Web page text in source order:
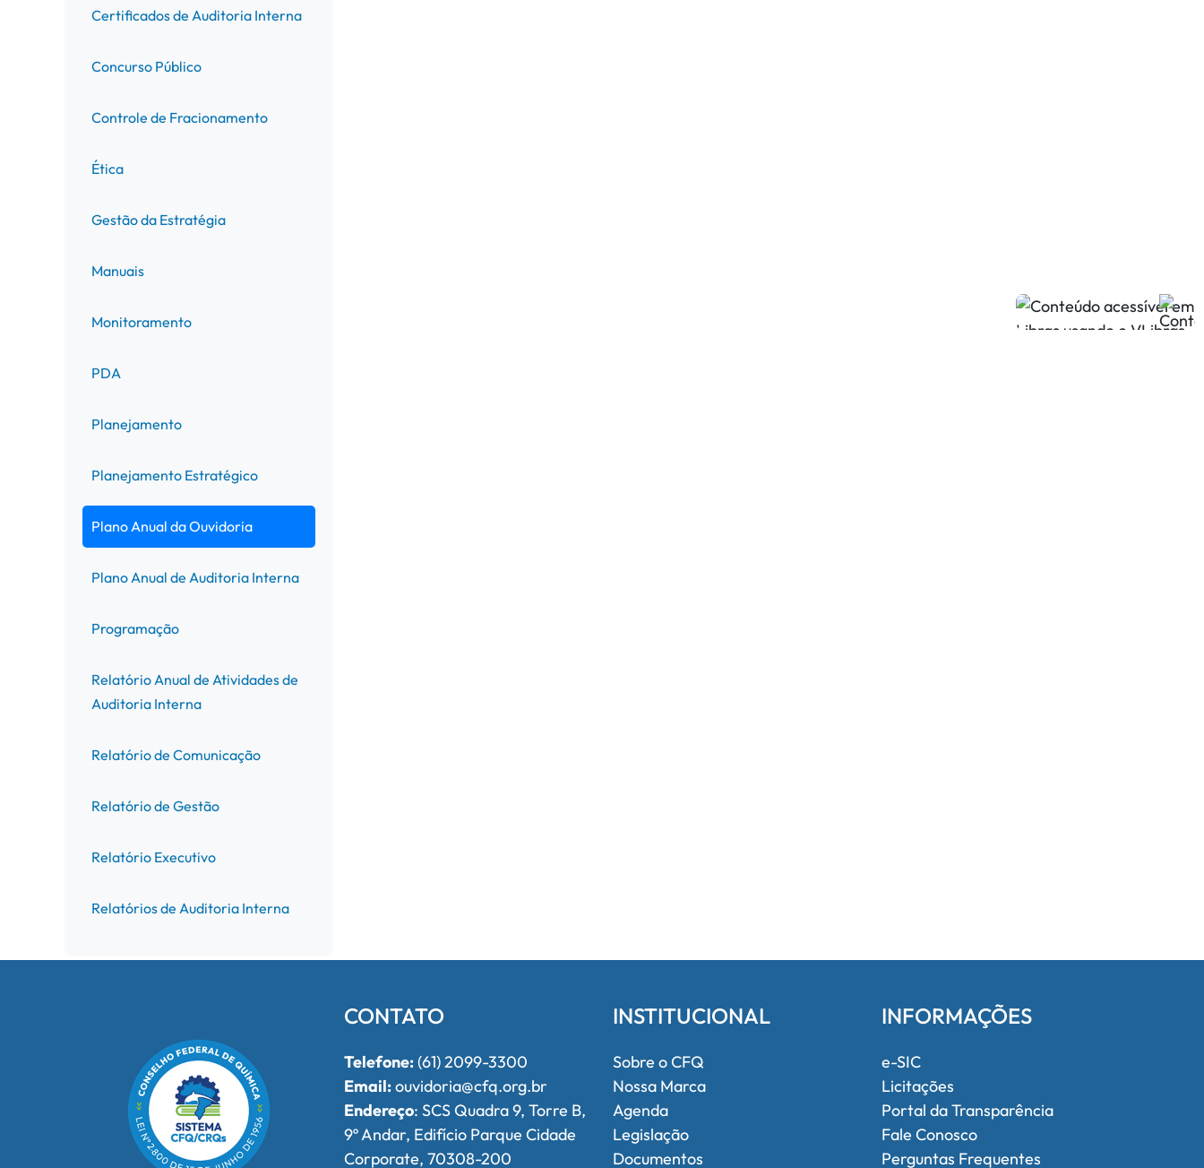
Certificados de Auditoria Interna
Concurso Público
Controle de Fracionamento
Ética
Gestão da Estratégia
Manuais
Monitoramento
PDA
Planejamento
Planejamento Estratégico
Plano Anual da Ouvidoria
Plano Anual de Auditoria Interna
Programação
Relatório Anual de Atividades de
Auditoria Interna
Relatório de Comunicação
Relatório de Gestão
Relatório Executivo
Relatórios de Auditoria Interna
CONTATO
Telefone:(61) 2099-3300
Email:ouvidoria@cfq.org.br
Endereço: SCS Quadra 9, Torre B,
9º Andar, Edifício Parque Cidade
Corporate, 70308-200
INSTITUCIONAL
Sobre o CFQ
Nossa Marca
Agenda
Legislação
Documentos
INFORMAÇÕES
e-SIC
Licitações
Portal da Transparência
Fale Conosco
Perguntas Frequentes